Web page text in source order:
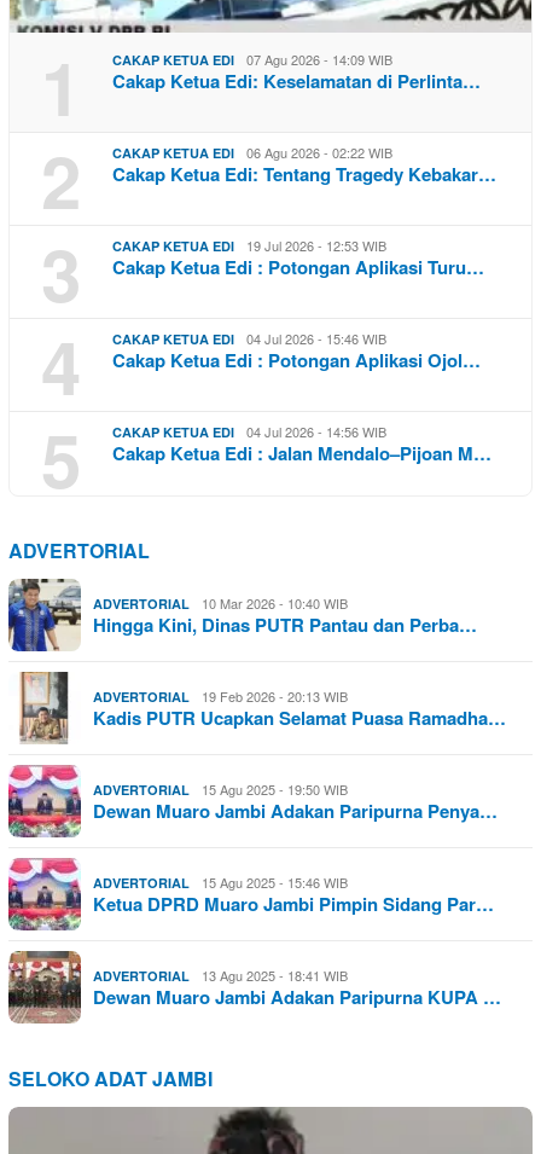
1 CAKAP KETUA EDI 07 Agu 2026 - 14:09 WIB
Cakap Ketua Edi: Keselamatan di Perlinta…
2 CAKAP KETUA EDI 06 Agu 2026 - 02:22 WIB
Cakap Ketua Edi: Tentang Tragedy Kebakar…
3 CAKAP KETUA EDI 19 Jul 2026 - 12:53 WIB
Cakap Ketua Edi : Potongan Aplikasi Turu…
4 CAKAP KETUA EDI 04 Jul 2026 - 15:46 WIB
Cakap Ketua Edi : Potongan Aplikasi Ojol…
5 CAKAP KETUA EDI 04 Jul 2026 - 14:56 WIB
Cakap Ketua Edi : Jalan Mendalo–Pijoan M…
ADVERTORIAL
ADVERTORIAL 10 Mar 2026 - 10:40 WIB
Hingga Kini, Dinas PUTR Pantau dan Perba…
ADVERTORIAL 19 Feb 2026 - 20:13 WIB
Kadis PUTR Ucapkan Selamat Puasa Ramadha…
ADVERTORIAL 15 Agu 2025 - 19:50 WIB
Dewan Muaro Jambi Adakan Paripurna Penya…
ADVERTORIAL 15 Agu 2025 - 15:46 WIB
Ketua DPRD Muaro Jambi Pimpin Sidang Par…
ADVERTORIAL 13 Agu 2025 - 18:41 WIB
Dewan Muaro Jambi Adakan Paripurna KUPA …
SELOKO ADAT JAMBI